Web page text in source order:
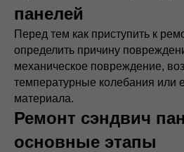
панелей
Перед тем как приступить к
определить причину
механическое повреждение,
температурные колебания или
материала.
Ремонт сэндвич
основные этапы